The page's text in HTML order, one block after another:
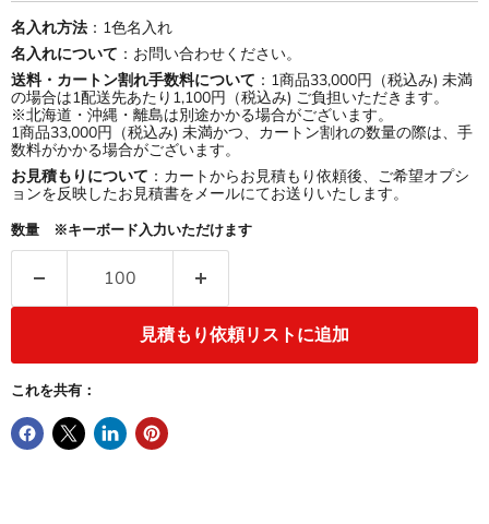
名入れ方法 ：1色名入れ
名入れについて ：お問い合わせください。
送料・カートン割れ手数料について ：1商品33,000円（税込み) 未満
の場合は1配送先あたり1,100円（税込み) ご負担いただきます。
※北海道・沖縄・離島は別途かかる場合がございます。
1商品33,000円（税込み) 未満かつ、カートン割れの数量の際は、手
数料がかかる場合がございます。
お見積もりについて ：カートからお見積もり依頼後、ご希望オプシ
ョンを反映したお見積書をメールにてお送りいたします。
数量 ※キーボード入力いただけます
見積もり依頼リストに追加
これを共有：